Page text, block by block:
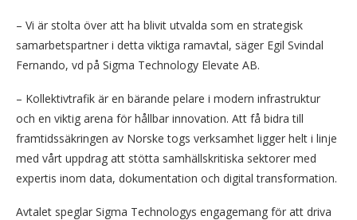
– Vi är stolta över att ha blivit utvalda som en strategisk
samarbetspartner i detta viktiga ramavtal, säger Egil Svindal
Fernando, vd på Sigma Technology Elevate AB.
– Kollektivtrafik är en bärande pelare i modern infrastruktur
och en viktig arena för hållbar innovation. Att få bidra till
framtidssäkringen av Norske togs verksamhet ligger helt i linje
med vårt uppdrag att stötta samhällskritiska sektorer med
expertis inom data, dokumentation och digital transformation.
Avtalet speglar Sigma Technologys engagemang för att driva